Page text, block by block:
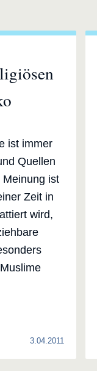
ist immer
Quellen
ist
Zeit in
wird,
3.04.2011